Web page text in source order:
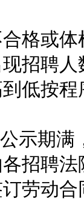
或体
招聘
低按
期满
招聘
劳动